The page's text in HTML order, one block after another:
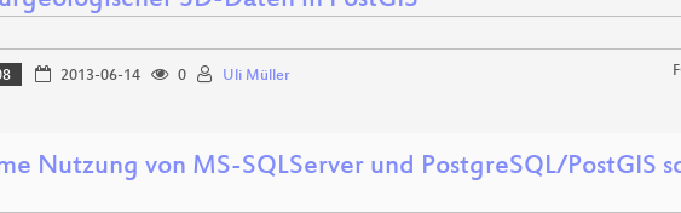
2013-06-14 0 Uli Müller
Nutzung von MS-SQLServer und PostgreSQL/PostGIS